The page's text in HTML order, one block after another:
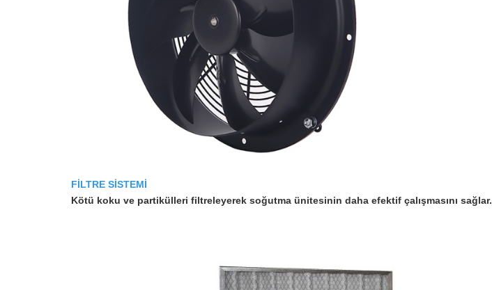
FİLTRE SİSTEMİ
Kötü koku ve partikülleri filtreleyerek soğutma ünitesinin daha efektif çalışmasını sağlar.